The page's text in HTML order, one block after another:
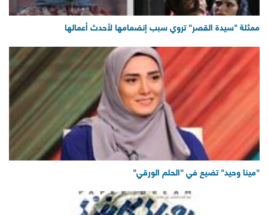
"مينا وحيد" تضيع في "الحلم الورقي"
ممثلة "سيدة القصر" تروي سبب إنضمامها لأحدث أعمالها